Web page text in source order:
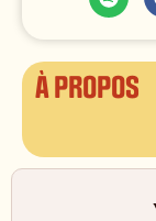
À propos